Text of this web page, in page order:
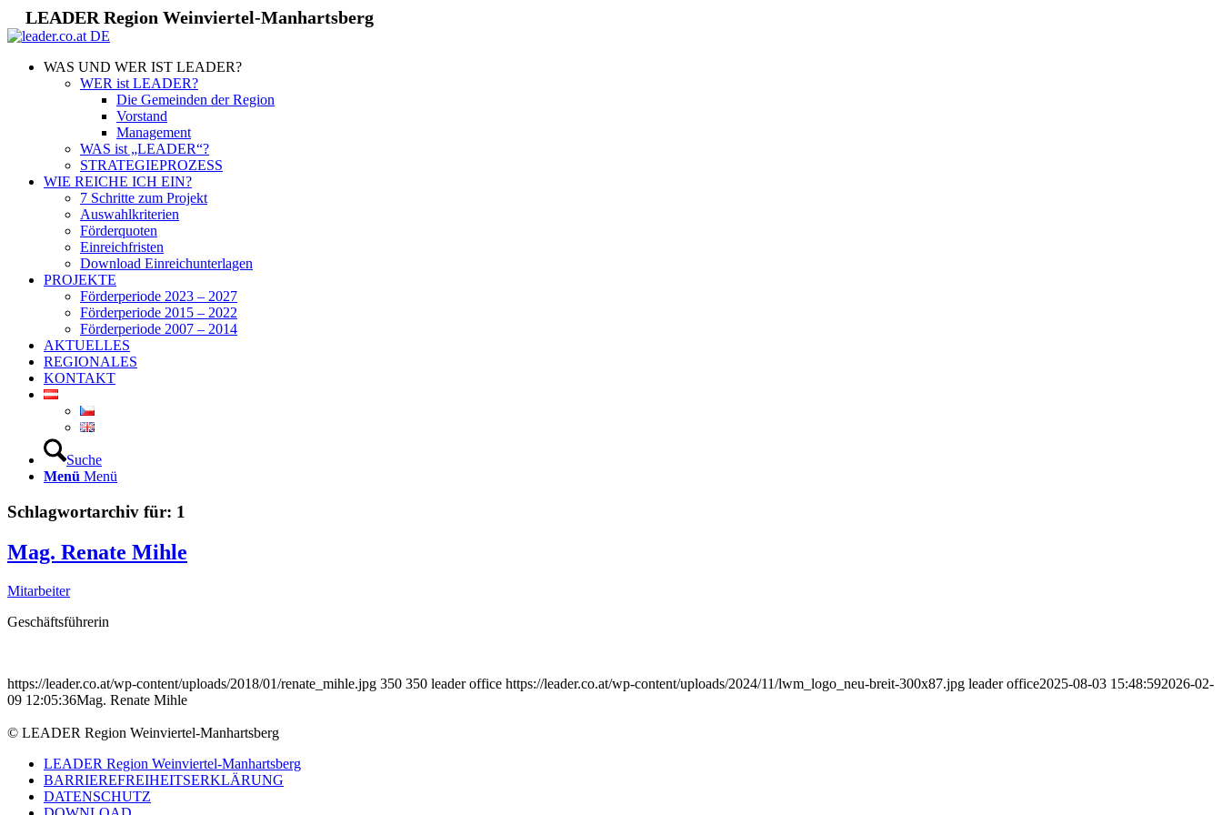
LEADER Region Weinviertel-Manhartsberg
WAS UND WER IST LEADER?
WER ist LEADER?
Die Gemeinden der Region
Vorstand
Management
WAS ist „LEADER“?
STRATEGIEPROZESS
WIE REICHE ICH EIN?
7 Schritte zum Projekt
Auswahlkriterien
Förderquoten
Einreichfristen
Download Einreichunterlagen
PROJEKTE
Förderperiode 2023 – 2027
Förderperiode 2015 – 2022
Förderperiode 2007 – 2014
AKTUELLES
REGIONALES
KONTAKT
Suche
Menü Menü
Schlagwortarchiv für: 1
Mag. Renate Mihle
Mitarbeiter
Geschäftsführerin
https://leader.co.at/wp-content/uploads/2018/01/renate_mihle.jpg 350 350 leader office https://leader.co.at/wp-content/uploads/2024/11/lwm_logo_neu-breit-300x87.jpg leader office2025-08-03 15:48:592026-02-
09 12:05:36Mag. Renate Mihle
© LEADER Region Weinviertel-Manhartsberg
LEADER Region Weinviertel-Manhartsberg
BARRIEREFREIHEITSERKLÄRUNG
DATENSCHUTZ